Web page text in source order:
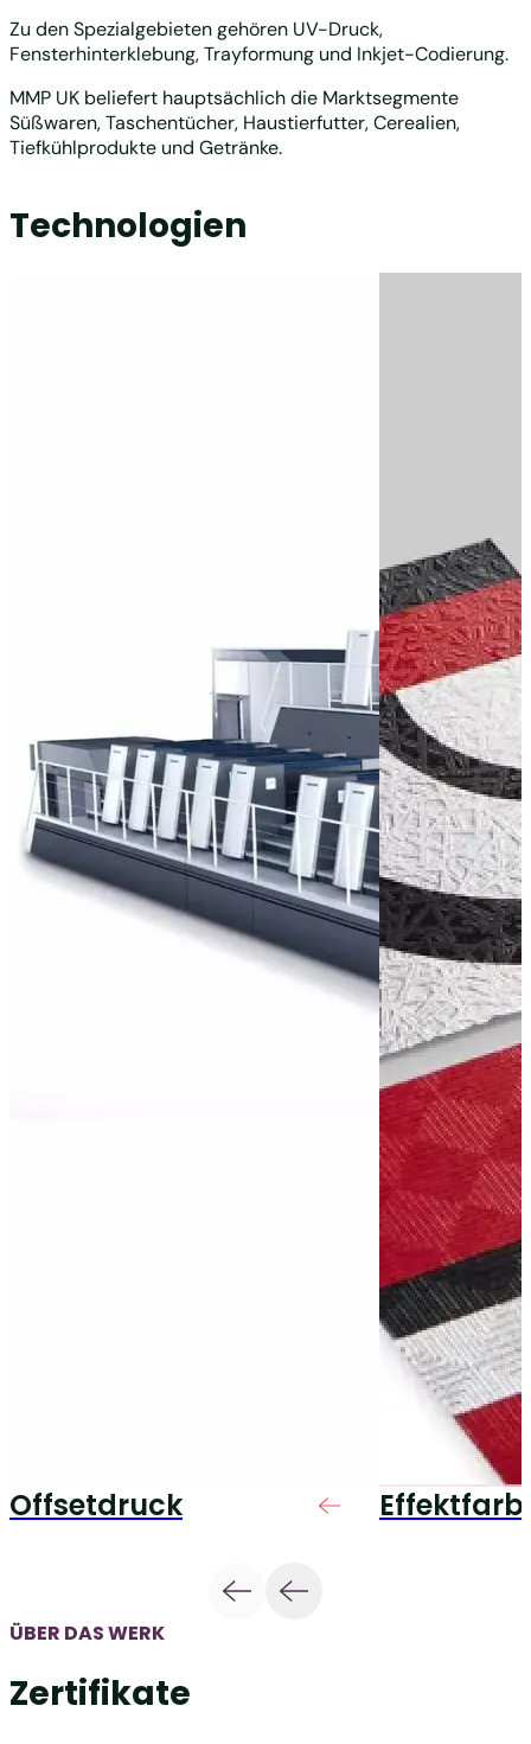
Zu den Spezialgebieten gehören UV-Druck,
Fensterhinterklebung, Trayformung und Inkjet-Codierung.
MMP UK beliefert hauptsächlich die Marktsegmente
Süßwaren, Taschentücher, Haustierfutter, Cerealien,
Tiefkühlprodukte und Getränke.
Technologien
Offsetdruck
ÜBER DAS WERK
Zertifikate